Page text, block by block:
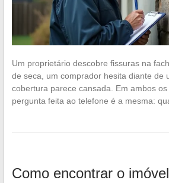
Um proprietário descobre fissuras na
de seca, um comprador hesita diante de
cobertura parece cansada. Em ambos
pergunta feita ao telefone é a mesma:
Como encontrar o